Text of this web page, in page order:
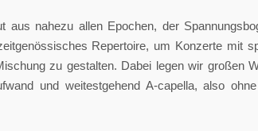
aus nahezu allen Epochen, der
Repertoire, um Konzerte mit
zu gestalten. Dabei legen wir großen
und weitestgehend A-capella, also